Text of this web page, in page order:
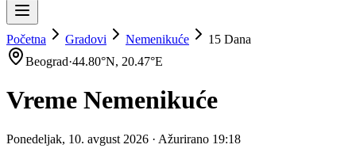
Početna Gradovi Nemenikuće
15 Dana
Beograd·44.80°N, 20.47°E
Vreme Nemenikuće
Ponedeljak, 10. avgust 2026 · Ažurirano 19:18